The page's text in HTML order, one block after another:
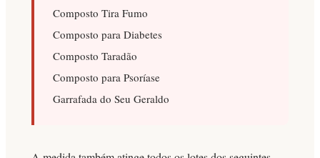
Composto Tira Fumo
Composto para Diabetes
Composto Taradão
Composto para Psoríase
Garrafada do Seu Geraldo